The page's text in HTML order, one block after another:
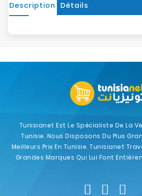
Description Détails
Tunisianet Est Le Spécialiste De La
Tunisie. Nous Disposons Du Plus
Meilleurs Prix En Tunisie. Tunisianet
Grandes Marques Qui Lui Font